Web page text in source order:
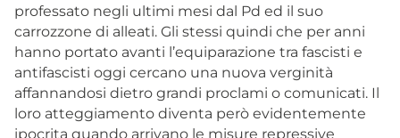
professato negli ultimi mesi dal Pd ed il suo
carrozzone di alleati. Gli stessi quindi che per anni
hanno portato avanti l’equiparazione tra fascisti e
antifascisti oggi cercano una nuova verginità
affannandosi dietro grandi proclami o comunicati. Il
loro atteggiamento diventa però evidentemente
ipocrita quando arrivano le misure repressive